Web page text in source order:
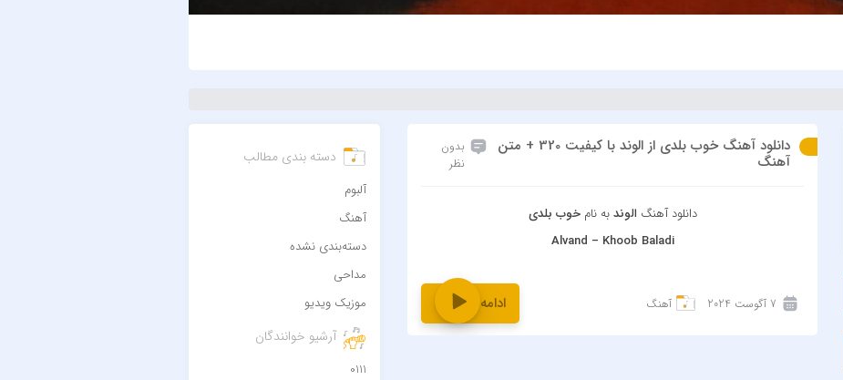
دانلود آهنگ خوب بلدی از الوند با کیفیت 320 + متن
آهنگ
بدون
نظر
دانلود آهنگ الوندبه نامخوب بلدی
Alvand – Khoob Baladi
7 آگوست 2024 آهنگ ادامه و دانلود
دسته بندی مطالب
آلبوم
آهنگ
دسته‌بندی نشده
مداحی
موزیک ویدیو
آرشیو خوانندگان
0111